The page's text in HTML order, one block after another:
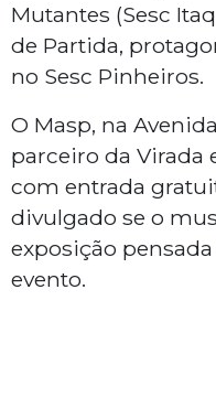
Mutantes (Sesc
de Partida,
no Sesc Pinheiros.
O Masp, na
parceiro da Virada
com entrada
divulgado se o
exposição
evento.